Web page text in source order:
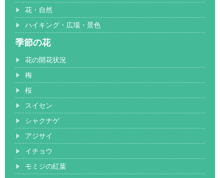
花・自然
ハイキング・広場・景色
季節の花
花の開花状況
梅
桜
スイセン
シャクナゲ
アジサイ
イチョウ
モミジの紅葉